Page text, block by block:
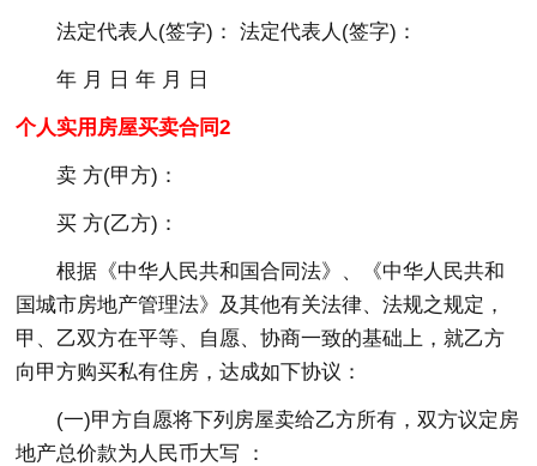
法定代表人(签字)： 法定代表人(签字)：
年 月 日 年 月 日
个人实用房屋买卖合同2
卖 方(甲方)：
买 方(乙方)：
根据《中华人民共和国合同法》、《中华人民共和
国城市房地产管理法》及其他有关法律、法规之规定，
甲、乙双方在平等、自愿、协商一致的基础上，就乙方
向甲方购买私有住房，达成如下协议：
(一)甲方自愿将下列房屋卖给乙方所有，双方议定房
地产总价款为人民币大写 ：